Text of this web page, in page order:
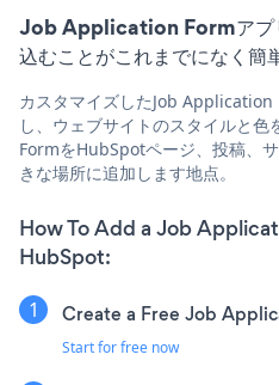
Job Application Formアプ
込むことがこれまでになく簡
カスタマイズしたJob
し、ウェブサイトのスタイルと
FormをHubSpotページ、投稿、
きな場所に追加します地点。
How To Add a Job
HubSpot:
Create a Free Job
Start for free now